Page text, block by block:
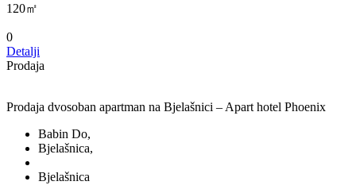
120㎡
0
Detalji
Prodaja
Prodaja dvosoban apartman na Bjelašnici – Apart hotel Phoenix
Babin Do,
Bjelašnica,
Bjelašnica